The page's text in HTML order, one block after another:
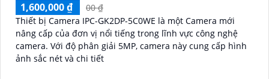
1,600,000 ₫
00 ₫
Thiết bị Camera IPC-GK2DP-5C0WE là một Camera mới
nâng cấp của đơn vị nổi tiếng trong lĩnh vực công nghệ
camera. Với độ phân giải 5MP, camera này cung cấp hình
ảnh sắc nét và chi tiết